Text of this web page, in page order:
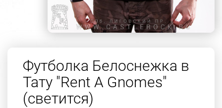
Футболка Белоснежка в
Тату "Rent A Gnomes"
(светится)